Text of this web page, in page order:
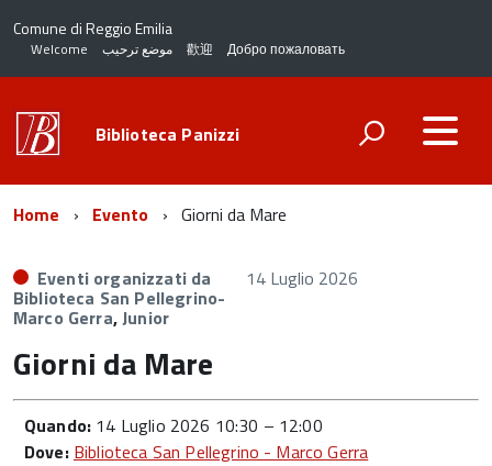
Comune di Reggio Emilia
Welcome موضع ترحيب 歡迎 Добро пожаловать
Biblioteca Panizzi
Home Evento Giorni da Mare
Eventi organizzati da
Biblioteca San Pellegrino-
Marco Gerra,Junior
14 Luglio 2026
Giorni da Mare
Quando: 14 Luglio 2026 10:30 – 12:00
Dove: Biblioteca San Pellegrino - Marco Gerra